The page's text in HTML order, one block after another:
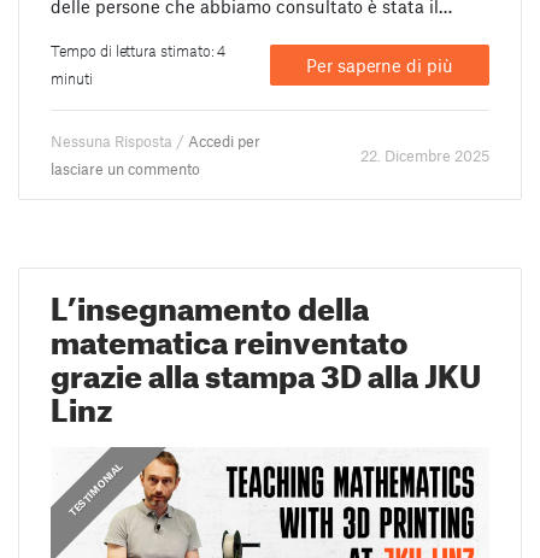
delle persone che abbiamo consultato è stata il…
Tempo di lettura stimato: 4
minuti
Per saperne di più
Nessuna Risposta / Accedi per
lasciare un commento
22. Dicembre 2025
L’insegnamento della
matematica reinventato
grazie alla stampa 3D alla JKU
Linz
GUIDE
,
PRUSA STORIES
TESTIMONIAL